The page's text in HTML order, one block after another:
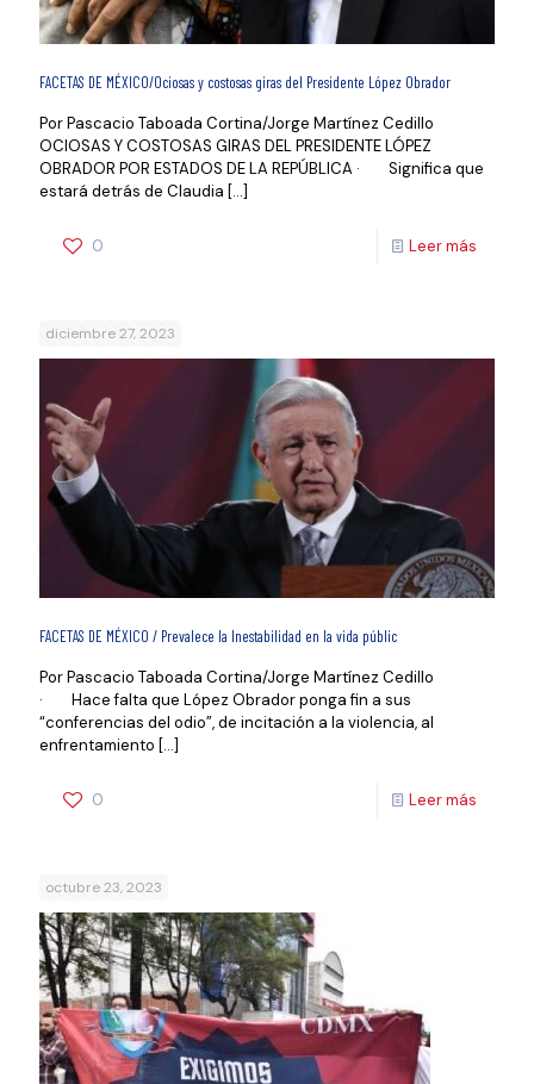
FACETAS DE MÉXICO/Ociosas y costosas giras del Presidente López Obrador
Por Pascacio Taboada Cortina/Jorge Martínez Cedillo
OCIOSAS Y COSTOSAS GIRAS DEL PRESIDENTE LÓPEZ
OBRADOR POR ESTADOS DE LA REPÚBLICA · Significa que
estará detrás de Claudia […]
0 Leer más
diciembre 27, 2023
FACETAS DE MÉXICO / Prevalece la Inestabilidad en la vida públic
Por Pascacio Taboada Cortina/Jorge Martínez Cedillo
· Hace falta que López Obrador ponga fin a sus
“conferencias del odio”, de incitación a la violencia, al
enfrentamiento […]
0 Leer más
octubre 23, 2023